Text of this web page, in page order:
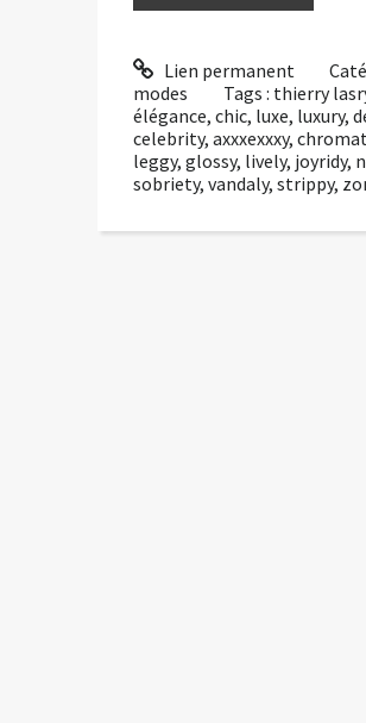
Lien permanent
modes
Tags : thierry
élégance, chic, luxe, luxury,
celebrity, axxxexxxy,
leggy, glossy, lively, joyridy,
sobriety, vandaly, strippy,